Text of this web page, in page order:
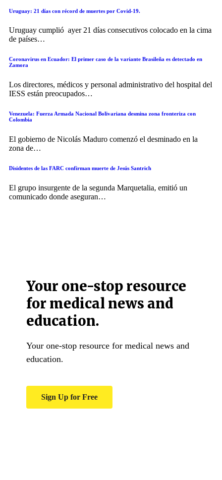
Uruguay: 21 días con récord de muertes por Covid-19.
Uruguay cumplió ayer 21 días consecutivos colocado en la cima
de países…
Coronavirus en Ecuador: El primer caso de la variante Brasileña es detectado en
Zamora
Los directores, médicos y personal administrativo del hospital del
IESS están preocupados…
Venezuela: Fuerza Armada Nacional Bolivariana desmina zona fronteriza con
Colombia
El gobierno de Nicolás Maduro comenzó el desminado en la
zona de…
Disidentes de las FARC confirman muerte de Jesús Santrich
El grupo insurgente de la segunda Marquetalia, emitió un
comunicado donde aseguran…
Your one-stop resource
for medical news and
education.
Your one-stop resource for medical news and
education.
Sign Up for Free